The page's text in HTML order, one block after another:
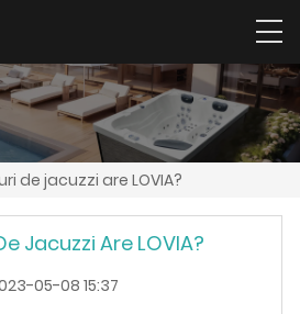
de jacuzzi are LOVIA?
Jacuzzi Are LOVIA?
05-08 15:37